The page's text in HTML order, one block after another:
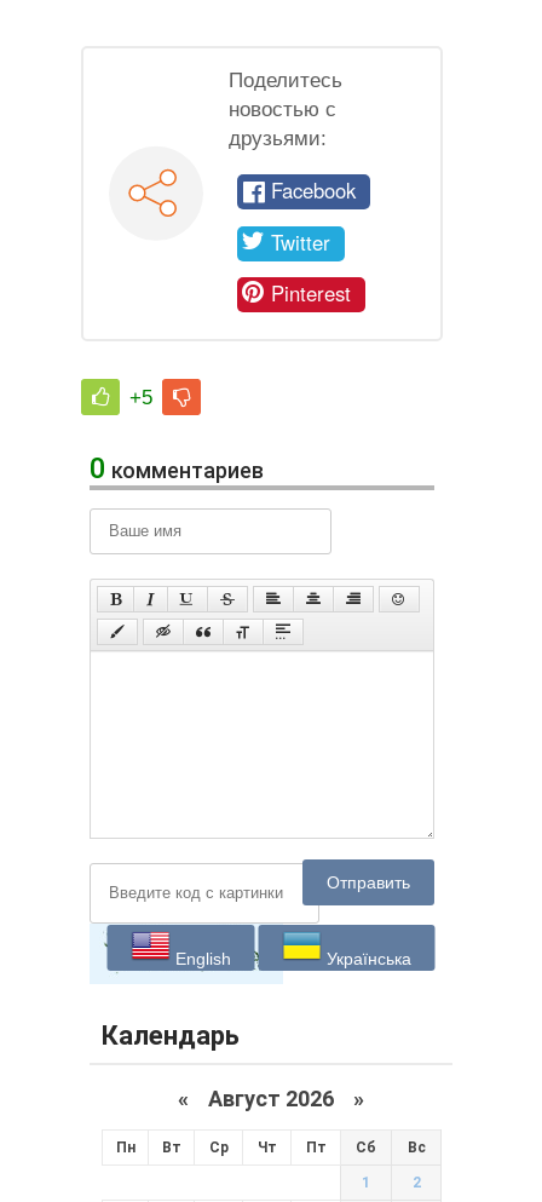
Поделитесь
новостью с
друзьями:
Facebook
Twitter
Pinterest
+5
0 комментариев
Отправить
English Українська
Календарь
« Август 2026 »
Пн Вт Ср Чт Пт Сб Вс
1 2